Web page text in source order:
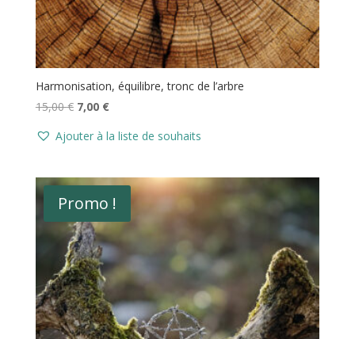
Harmonisation, équilibre, tronc de l’arbre
15,00€ Le
initial
15,00 €.
7,00 €Le
actuel
7,00 €.
Ajouter à la liste de souhaits
Promo !